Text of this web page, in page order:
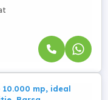
mp, ideal